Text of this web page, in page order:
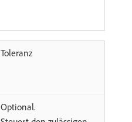
Toleranz
Optional.